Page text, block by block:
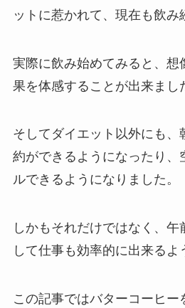
ットに惹かれて、現在も飲み
実際に飲み始めてみると、想
果を体感することが出来まし
そしてダイエット以外にも、
約ができるようになったり、
ルできるようになりました。
しかもそれだけではなく、
して仕事も効率的に出来るよ
この記事ではバターコーヒー